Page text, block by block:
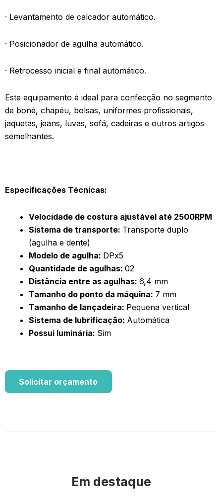
· Levantamento de calcador automático.
· Posicionador de agulha automático.
· Retrocesso inicial e final automático.
Este equipamento é ideal para confecção no segmento
de boné, chapéu, bolsas, uniformes profissionais,
jaquetas, jeans, luvas, sofá, cadeiras e outros artigos
semelhantes.
Especificações Técnicas:
Velocidade de costura ajustável até 2500RPM
Sistema de transporte: Transporte duplo
(agulha e dente)
Modelo de agulha: DPx5
Quantidade de agulhas: 02
Distância entre as agulhas: 6,4 mm
Tamanho do ponto da máquina: 7 mm
Tamanho de lançadeira: Pequena vertical
Sistema de lubrificação: Automática
Possui luminária: Sim
Solicitar orçamento
Em destaque